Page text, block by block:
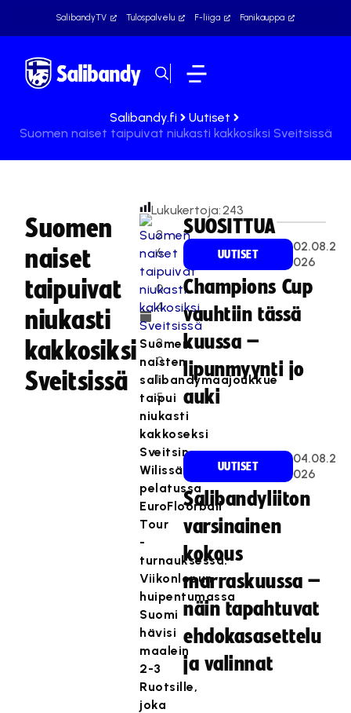
SalibandyTV Tulospalvelu F-liiga Fanikauppa
Salibandy.fi
Uutiset
Suomen naiset taipuivat niukasti kakkosiksi Sveitsissä
Suomen
naiset
taipuivat
niukasti
kakkosiksi
Sveitsissä
2
6
.
0
4
.
2
0
1
5
Lukukertoja:243
Suomen
naisten
salibandymaajoukkue
taipui
niukasti
kakkoseksi
Sveitsin
Wilissä
pelatussa
EuroFloorball
Tour
-
turnauksessa.
Viikonlopun
huipentumassa
Suomi
hävisi
maalein
2-3
Ruotsille,
joka
SUOSITTUA
UUTISET
02.08.2
026
Champions Cup
vauhtiin tässä
kuussa –
lipunmyynti jo
auki
UUTISET
04.08.2
026
Salibandyliiton
varsinainen
kokous
marraskuussa –
näin tapahtuvat
ehdokasasettelu
ja valinnat